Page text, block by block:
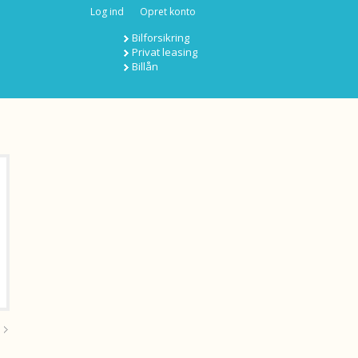
Log ind Opret konto
Bilforsikring
Privat leasing
Billån